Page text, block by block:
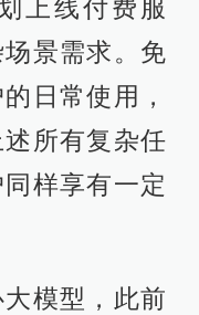
上线付费服
景需求。免
日常使用，
所有复杂任
样享有一定
模型，此前